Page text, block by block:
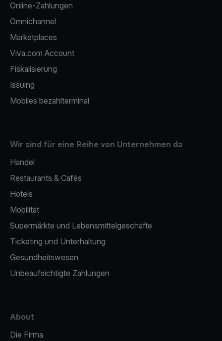
Online-Zahlungen
Omnichannel
Marketplaces
Viva.com Account
Fiskalisierung
Issuing
Mobiles bezahlterminal
Wir sind für eine Reihe von Unternehmen da
Handel
Restaurants & Cafés
Hotels
Mobilität
Supermärkte und Lebensmittelgeschäfte
Ticketing und Unterhaltung
Gesundheitswesen
Unbeaufsichtigte Zahlungen
About
Die Firma